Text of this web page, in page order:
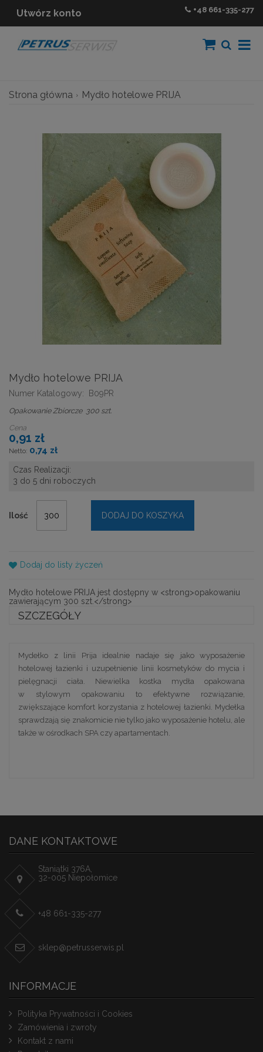
Utwórz konto +48 661-335-277
Strona główna Mydło hotelowe PRIJA
Mydło hotelowe PRIJA
Numer Katalogowy: B09PR
Opakowanie Zbiorcze 300 szt.
Cena
0,91 zł
0,74 zł
Czas Realizacji:
3 do 5 dni roboczych
Ilość DODAJ DO KOSZYKA
Dodaj do listy życzeń
Mydło hotelowe PRIJA jest dostępny w <strong>opakowaniu
zawierającym 300 szt.</strong>
SZCZEGÓŁY
Mydełko z linii Prija idealnie nadaje się jako wyposażenie
hotelowej łazienki i uzupełnienie linii kosmetyków do mycia i
pielęgnacji ciała. Niewielka kostka mydła opakowana
w stylowym opakowaniu to efektywne rozwiązanie,
zwiększające komfort korzystania z hotelowej łazienki. Mydełka
sprawdzają się znakomicie nie tylko jako wyposażenie hotelu, ale
także w ośrodkach SPA czy apartamentach.
DANE KONTAKTOWE
Staniątki 376A,
32-005 Niepołomice
+48 661-335-277
sklep@petrusserwis.pl
INFORMACJE
Polityka Prywatności i Cookies
Zamówienia i zwroty
Kontakt z nami